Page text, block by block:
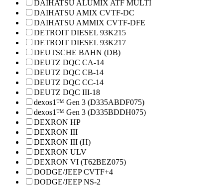
DAIHATSU ALUMIX ATF MULTI
DAIHATSU AMIX CVTF-DC
DAIHATSU AMMIX CVTF-DFE
DETROIT DIESEL 93K215
DETROIT DIESEL 93K217
DEUTSCHE BAHN (DB)
DEUTZ DQC CA-14
DEUTZ DQC CB-14
DEUTZ DQC CC-14
DEUTZ DQC III-18
dexos1™ Gen 3 (D335ABDF075)
dexos1™ Gen 3 (D335BDDH075)
DEXRON HP
DEXRON III
DEXRON III (H)
DEXRON ULV
DEXRON VI (T62BEZ075)
DODGE/JEEP CVTF+4
DODGE/JEEP NS-2